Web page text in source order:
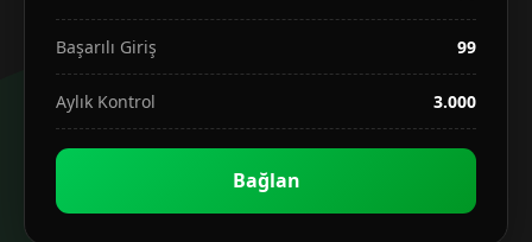
Başarılı Giriş 99
Aylık Kontrol 3.000
Bağlan